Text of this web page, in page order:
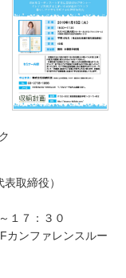
取締役）
１７：３０
ンファレンスルー